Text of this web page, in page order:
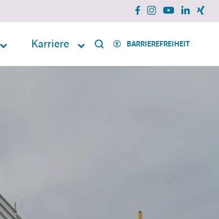
facebookinstagramyoutubelinkedin
xing
Karriere BARRIEREFREIHEIT